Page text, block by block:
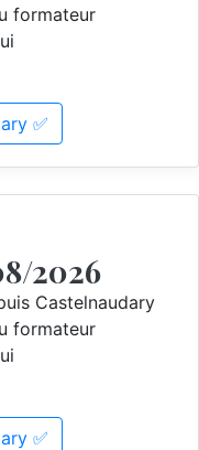
formateur
✅
2026
Castelnaudary
formateur
✅